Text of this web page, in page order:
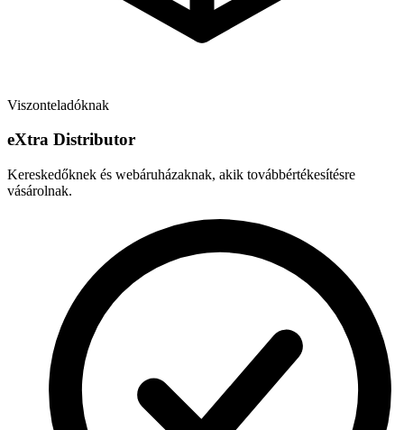
Viszonteladóknak
eXtra Distributor
Kereskedőknek és webáruházaknak, akik továbbértékesítésre
vásárolnak.